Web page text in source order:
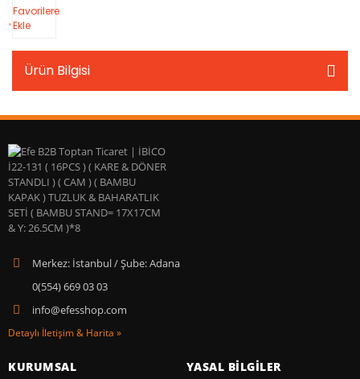
Favorilere
Ekle
Ürün Bilgisi
Merkez: İstanbul / Şube: Adana
0(554) 669 03 03
info@efesshop.com
Detaylı İletişim & Harita »
KURUMSAL YASAL BİLGİLER